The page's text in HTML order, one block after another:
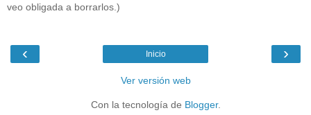
veo obligada a borrarlos.)
‹ ›
Inicio
Ver versión web
Con la tecnología de Blogger.